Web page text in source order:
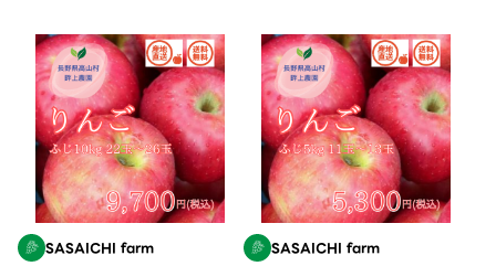
SASAICHI farm SASAICHI farm